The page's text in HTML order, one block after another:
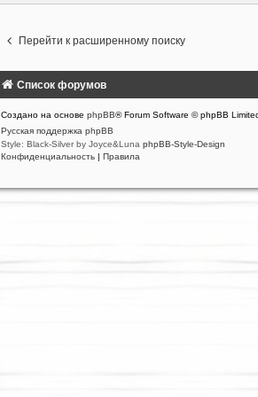
Перейти к расширенному поиску
Список форумов
Создано на основе phpBB® Forum Software © phpBB
Русская поддержка phpBB
Style: Black-Silver by Joyce&Luna phpBB-Style-Design
Конфиденциальность | Правила